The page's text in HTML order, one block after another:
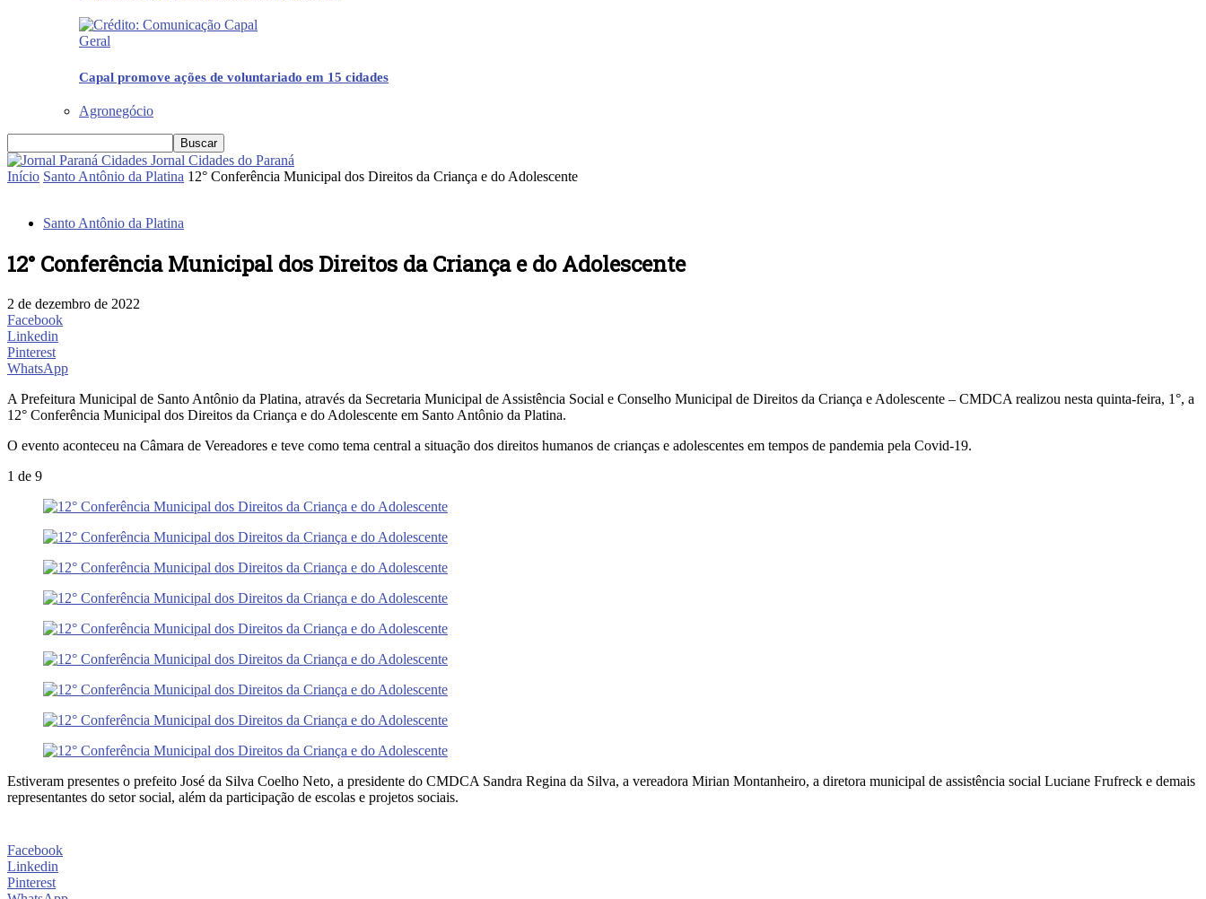
Geral
Capal promove ações de voluntariado em 15 cidades
Agronegócio
Jornal Cidades do Paraná
Início Santo Antônio da Platina 12° Conferência Municipal dos Direitos da Criança e do Adolescente
Santo Antônio da Platina
12° Conferência Municipal dos Direitos da Criança e do Adolescente
2 de dezembro de 2022
Facebook
Linkedin
Pinterest
WhatsApp
A Prefeitura Municipal de Santo Antônio da Platina, através da Secretaria Municipal de Assistência Social e Conselho Municipal de Direitos da Criança e Adolescente – CMDCA realizou nesta quinta-feira, 1°, a
12° Conferência Municipal dos Direitos da Criança e do Adolescente em Santo Antônio da Platina.
O evento aconteceu na Câmara de Vereadores e teve como tema central a situação dos direitos humanos de crianças e adolescentes em tempos de pandemia pela Covid-19.
1 de 9
Estiveram presentes o prefeito José da Silva Coelho Neto, a presidente do CMDCA Sandra Regina da Silva, a vereadora Mirian Montanheiro, a diretora municipal de assistência social Luciane Frufreck e demais
representantes do setor social, além da participação de escolas e projetos sociais.
Facebook
Linkedin
Pinterest